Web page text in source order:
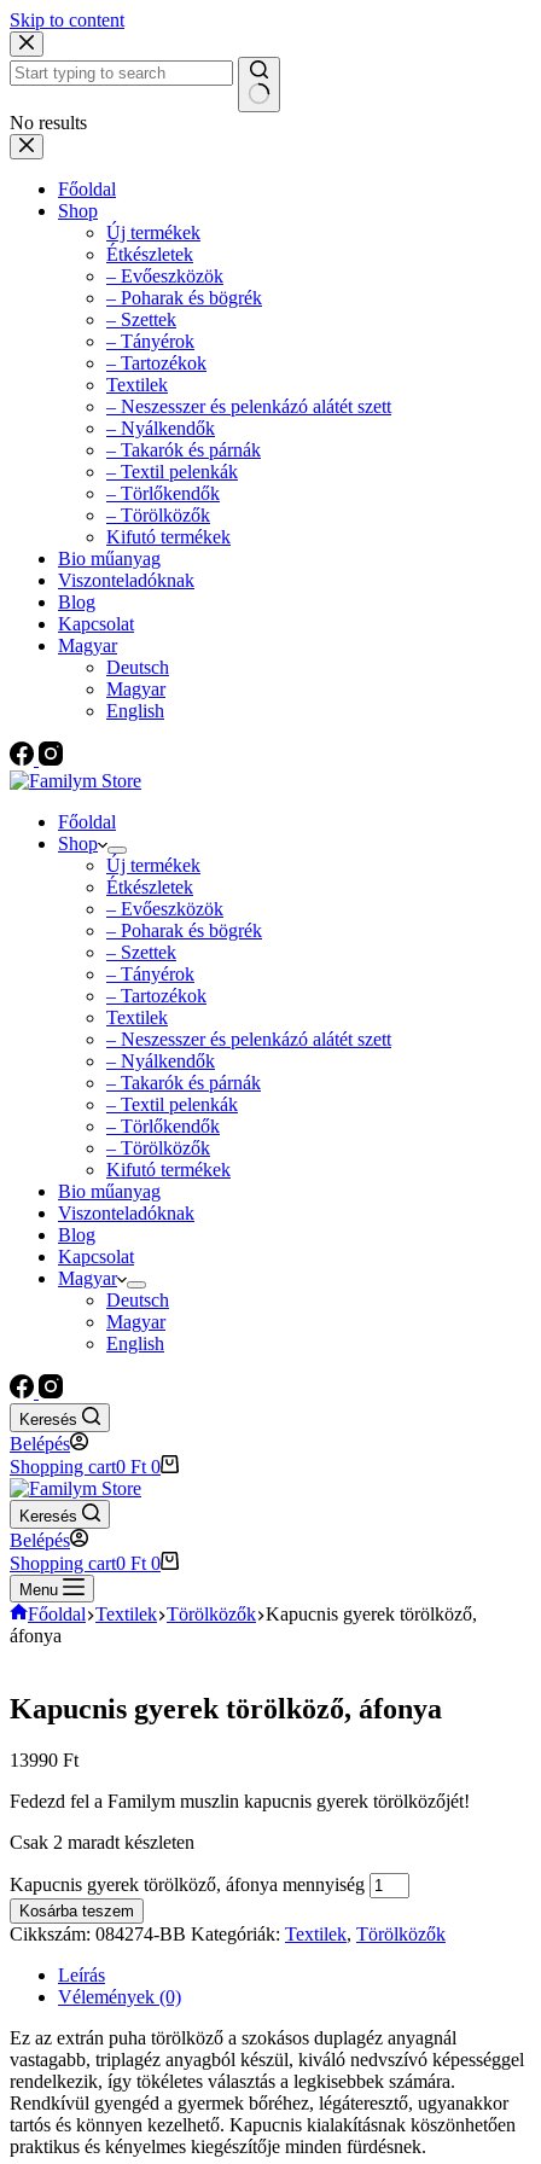
Skip to content
No results
Főoldal
Shop
Új termékek
Étkészletek
– Evőeszközök
– Poharak és bögrék
– Szettek
– Tányérok
– Tartozékok
Textilek
– Neszesszer és pelenkázó alátét szett
– Nyálkendők
– Takarók és párnák
– Textil pelenkák
– Törlőkendők
– Törölközők
Kifutó termékek
Bio műanyag
Viszonteladóknak
Blog
Kapcsolat
Magyar
Deutsch
Magyar
English
Főoldal
Shop
Új termékek
Étkészletek
– Evőeszközök
– Poharak és bögrék
– Szettek
– Tányérok
– Tartozékok
Textilek
– Neszesszer és pelenkázó alátét szett
– Nyálkendők
– Takarók és párnák
– Textil pelenkák
– Törlőkendők
– Törölközők
Kifutó termékek
Bio műanyag
Viszonteladóknak
Blog
Kapcsolat
Magyar
Deutsch
Magyar
English
Keresés
Belépés
Shopping cart0 Ft 0
Keresés
Belépés
Shopping cart0 Ft 0
Menu
Főoldal Textilek Törölközők Kapucnis gyerek törölköző,
áfonya
Kapucnis gyerek törölköző, áfonya
13990 Ft
Fedezd fel a Familym muszlin kapucnis gyerek törölközőjét!
Csak 2 maradt készleten
Kapucnis gyerek törölköző, áfonya mennyiség
Kosárba teszem
Cikkszám: 084274-BB Kategóriák: Textilek, Törölközők
Leírás
Vélemények (0)
Ez az extrán puha törölköző a szokásos duplagéz anyagnál
vastagabb, triplagéz anyagból készül, kiváló nedvszívó képességgel
rendelkezik, így tökéletes választás a legkisebbek számára.
Rendkívül gyengéd a gyermek bőréhez, légáteresztő, ugyanakkor
tartós és könnyen kezelhető. Kapucnis kialakításnak köszönhetően
praktikus és kényelmes kiegészítője minden fürdésnek.